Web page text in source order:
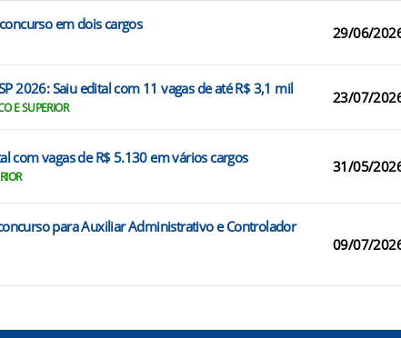
em dois cargos 29/06/
2026: Saiu edital com 11 vagas de até R$ 3,1 mil
E SUPERIOR
23/07/
com vagas de R$ 5.130 em vários cargos 31/05/
para Auxiliar Administrativo e Controlador
09/07/